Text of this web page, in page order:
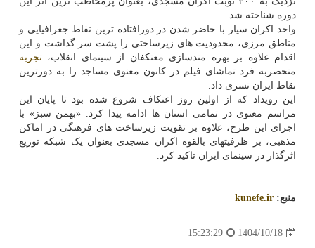
دوره شناخته شد.
واحد اکران سیار با حاضر شدن در دورافتاده ترین نقاط جغرافیایی و
مناطق مرزی، محدودیت های زیرساختی را پشت سر گذاشت و این
اقدام علاوه بر بهره مندسازی معتکفان از سینمای انقلاب، تجربه
منحصربه فرد تماشای فیلم در کانون معنوی مساجد را به دورترین
نقاط ایران تسری داد.
این رویداد که از اولین روز اعتکاف شروع شده بود تا پایان این
مراسم معنوی در تمامی استان ها ادامه پیدا کرد. «بهمن سبز» با
اجرای این طرح، علاوه بر تقویت زیرساخت های فرهنگی در اماکن
مذهبی، بر ظرفیتهای بالقوه اکران مسجدی بعنوان یک شبکه توزیع
اثرگذار در سینمای ایران تاکید کرد.
منبع: kunefe.ir
1404/10/18
15:23:29